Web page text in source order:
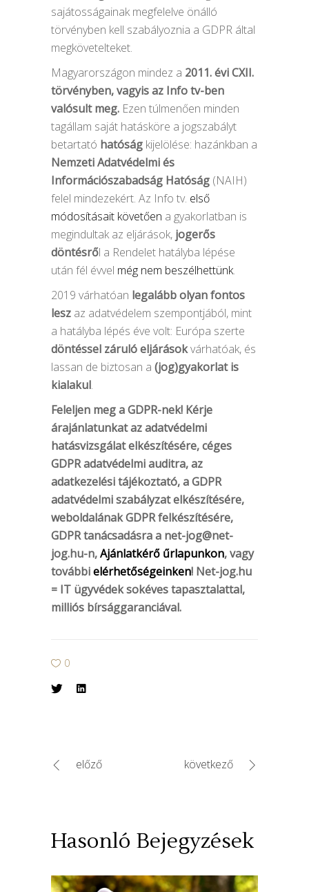
sajátosságainak megfelelve önálló
törvényben kell szabályoznia a GDPR által
megkövetelteket.
Magyarországon mindez a 2011. évi CXII.
törvényben, vagyis az Info tv-ben
valósult meg. Ezen túlmenően minden
tagállam saját hatásköre a jogszabályt
betartató hatóság kijelölése: hazánkban a
Nemzeti Adatvédelmi és
Információszabadság Hatóság (NAIH)
felel mindezekért. Az Info tv. első
módosításait követően a gyakorlatban is
megindultak az eljárások, jogerős
döntésről a Rendelet hatályba lépése
után fél évvel még nem beszélhettünk.
2019 várhatóan legalább olyan fontos
lesz az adatvédelem szempontjából, mint
a hatályba lépés éve volt: Európa szerte
döntéssel záruló eljárásokvárhatóak, és
lassan de biztosan a (jog)gyakorlat is
kialakul.
Feleljen meg a GDPR-nek! Kérje
árajánlatunkat az adatvédelmi
hatásvizsgálat elkészítésére, céges
GDPR adatvédelmi auditra, az
adatkezelési tájékoztató, a GDPR
adatvédelmi szabályzat elkészítésére,
weboldalának GDPR felkészítésére,
GDPR tanácsadásra a net-jog@net-
jog.hu-n,Ajánlatkérő űrlapunkon, vagy
továbbielérhetőségeinken! Net-jog.hu
= IT ügyvédek sokéves tapasztalattal,
milliós bírsággaranciával.
0
előző következő
Hasonló Bejegyzések